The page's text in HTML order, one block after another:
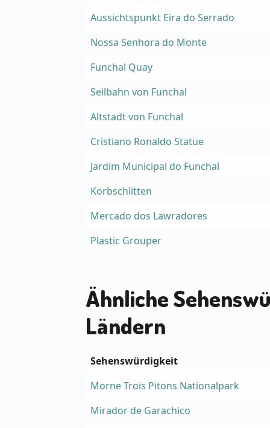
Aussichtspunkt Eira do Serrado
Nossa Senhora do Monte
Funchal Quay
Seilbahn von Funchal
Altstadt von Funchal
Cristiano Ronaldo Statue
Jardim Municipal do Funchal
Korbschlitten
Mercado dos Lawradores
Plastic Grouper
Ähnliche
Ländern
Sehenswürdigkeit
Morne Trois Pitons Nationalpark
Mirador de Garachico